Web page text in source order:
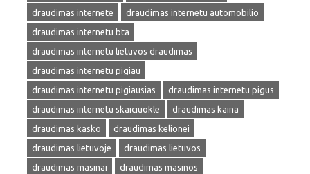
draudimas internete
draudimas internetu automobilio
draudimas internetu bta
draudimas internetu lietuvos draudimas
draudimas internetu pigiau
draudimas internetu pigiausias
draudimas internetu pigus
draudimas internetu skaiciuokle
draudimas kaina
draudimas kasko
draudimas kelionei
draudimas lietuvoje
draudimas lietuvos
draudimas masinai
draudimas masinos